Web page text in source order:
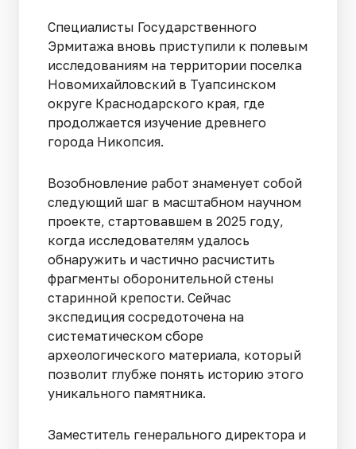
Специалисты Государственного
Эрмитажа вновь приступили к полевым
исследованиям на территории поселка
Новомихайловский в Туапсинском
округе Краснодарского края, где
продолжается изучение древнего
города Никопсия.
Возобновление работ знаменует собой
следующий шаг в масштабном научном
проекте, стартовавшем в 2025 году,
когда исследователям удалось
обнаружить и частично расчистить
фрагменты оборонительной стены
старинной крепости. Сейчас
экспедиция сосредоточена на
систематическом сборе
археологического материала, который
позволит глубже понять историю этого
уникального памятника.
Заместитель генерального директора и